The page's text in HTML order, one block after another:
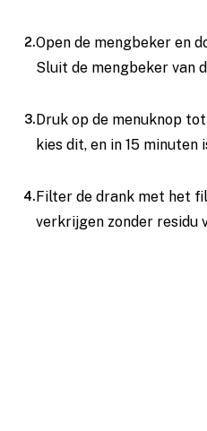
Open de mengbeker en
Sluit de mengbeker van
Druk op de menuknop
kies dit, en in 15 minuten
Filter de drank met het
verkrijgen zonder residu